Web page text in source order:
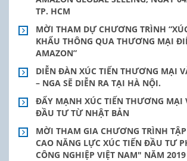
TP. HCM
MỜI THAM DỰ CHƯƠNG TRÌNH
KHẨU THÔNG QUA THƯƠNG MẠI
AMAZON”
DIỄN ĐÀN XÚC TIẾN THƯƠNG MẠI
– NGA SẼ DIỄN RA TẠI HÀ NỘI.
ĐẨY MẠNH XÚC TIẾN THƯƠNG MẠI
ĐẦU TƯ TỪ NHẬT BẢN
MỜI THAM GIA CHƯƠNG TRÌNH
CAO NĂNG LỰC XÚC TIẾN ĐẦU TƯ
CÔNG NGHIỆP VIỆT NAM" NĂM 2019